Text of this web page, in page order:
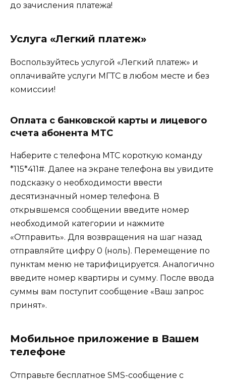
до зачисления платежа!
Услуга «Легкий платеж»
Воспользуйтесь услугой «Легкий платеж» и
оплачивайте услуги МГТС в любом месте и без
комиссии!
Оплата с банковской карты и лицевого
счета абонента МТС
Наберите с телефона МТС короткую команду
*115*411#. Далее на экране телефона вы увидите
подсказку о необходимости ввести
десятизначный номер телефона. В
открывшемся сообщении введите номер
необходимой категории и нажмите
«Отправить». Для возвращения на шаг назад
отправляйте цифру 0 (ноль). Перемещение по
пунктам меню не тарифицируется. Аналогично
введите номер квартиры и сумму. После ввода
суммы вам поступит сообщение «Ваш запрос
принят».
Мобильное приложение в Вашем
телефоне
Отправьте бесплатное SMS-сообщение с